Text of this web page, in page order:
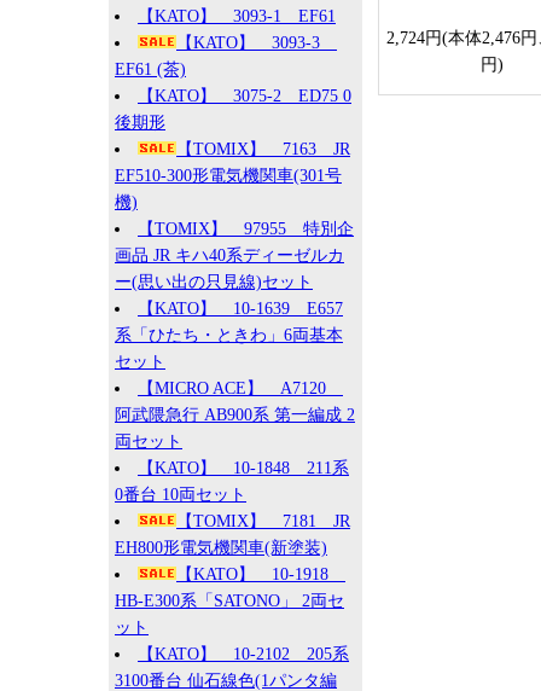
【KATO】 3093-1 EF61
【KATO】 3093-3
EF61 (茶)
【KATO】 3075-2 ED75 0
後期形
【TOMIX】 7163 JR
EF510-300形電気機関車(301号
機)
【TOMIX】 97955 特別企
画品 JR キハ40系ディーゼルカ
ー(思い出の只見線)セット
【KATO】 10-1639 E657
系「ひたち・ときわ」6両基本
セット
【MICRO ACE】 A7120
阿武隈急行 AB900系 第一編成 2
両セット
【KATO】 10-1848 211系
0番台 10両セット
【TOMIX】 7181 JR
EH800形電気機関車(新塗装)
【KATO】 10-1918
HB-E300系「SATONO」 2両セ
ット
【KATO】 10-2102 205系
3100番台 仙石線色(1パンタ編
2,724円(本体2,476
円)